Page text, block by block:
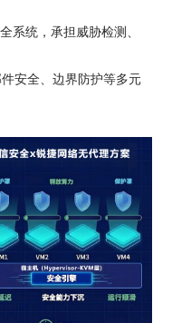
系统，承担威胁检测、
安全、边界防护等多元